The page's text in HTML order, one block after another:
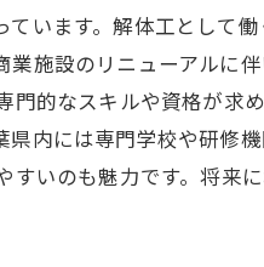
います。解体工として
施設のリニューアルに伴
的なスキルや資格が求
内には専門学校や研修
いのも魅力です。将来